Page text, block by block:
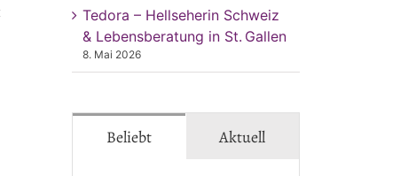
Tedora – Hellseherin Schweiz
& Lebensberatung in St. Gallen
8. Mai 2026
Beliebt Aktuell